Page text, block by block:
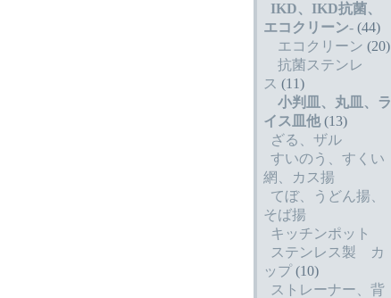
IKD、IKD抗菌、
エコクリーン- (44)
エコクリーン (20)
抗菌ステンレ
ス (11)
小判皿、丸皿、ラ
イス皿他(13)
ざる、ザル
すいのう、すくい
網、カス揚
てぼ、うどん揚、
そば揚
キッチンポット
ステンレス製 カ
ップ(10)
ストレーナー、背